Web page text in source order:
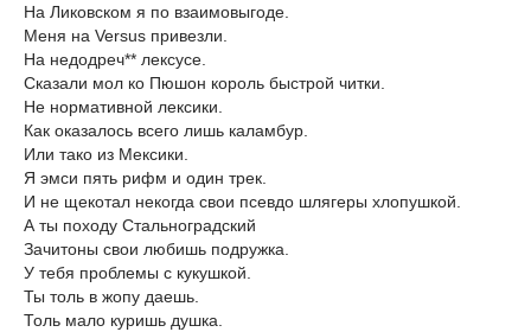
На Ликовском я по взаимовыгоде.
Меня на Versus привезли.
На недодреч** лексусе.
Сказали мол ко Пюшон король быстрой читки.
Не нормативной лексики.
Как оказалось всего лишь каламбур.
Или тако из Мексики.
Я эмси пять рифм и один трек.
И не щекотал некогда свои псевдо шлягеры хлопушкой.
А ты походу Стальноградский
Зачитоны свои любишь подружка.
У тебя проблемы с кукушкой.
Ты толь в жопу даешь.
Толь мало куришь душка.